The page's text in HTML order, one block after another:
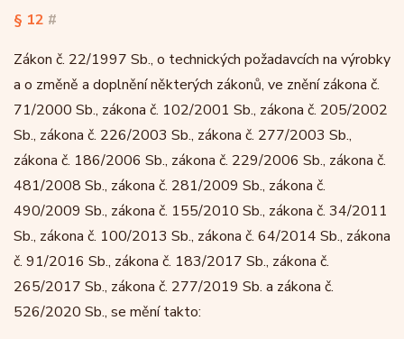
§ 12 #
Zákon č. 22/1997 Sb., o technických požadavcích na výrobky
a o změně a doplnění některých zákonů, ve znění zákona č.
71/2000 Sb., zákona č. 102/2001 Sb., zákona č. 205/2002
Sb., zákona č. 226/2003 Sb., zákona č. 277/2003 Sb.,
zákona č. 186/2006 Sb., zákona č. 229/2006 Sb., zákona č.
481/2008 Sb., zákona č. 281/2009 Sb., zákona č.
490/2009 Sb., zákona č. 155/2010 Sb., zákona č. 34/2011
Sb., zákona č. 100/2013 Sb., zákona č. 64/2014 Sb., zákona
č. 91/2016 Sb., zákona č. 183/2017 Sb., zákona č.
265/2017 Sb., zákona č. 277/2019 Sb. a zákona č.
526/2020 Sb., se mění takto: